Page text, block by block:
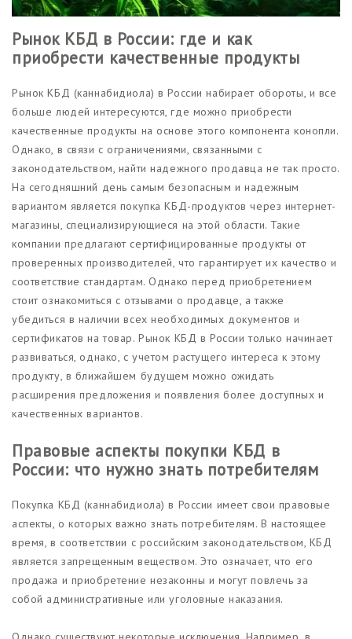
Рынок КБД в России: где и как
приобрести качественные продукты
Рынок КБД (каннабидиола) в России набирает обороты, и все
больше людей интересуются, где можно приобрести
качественные продукты на основе этого компонента конопли.
Однако, в связи с ограничениями, связанными с
законодательством, найти надежного продавца не так просто.
На сегодняшний день самым безопасным и надежным
вариантом является покупка КБД-продуктов через интернет-
магазины, специализирующиеся на этой области. Такие
компании предлагают сертифицированные продукты от
проверенных производителей, что гарантирует их качество и
соответствие стандартам. Однако перед приобретением
стоит ознакомиться с отзывами о продавце, а также
убедиться в наличии всех необходимых документов и
сертификатов на товар. Рынок КБД в России только начинает
развиваться, однако, с учетом растущего интереса к этому
продукту, в ближайшем будущем можно ожидать
расширения предложения и появления более доступных и
качественных вариантов.
Правовые аспекты покупки КБД в
России: что нужно знать потребителям
Покупка КБД (каннабидиола) в России имеет свои правовые
аспекты, о которых важно знать потребителям. В настоящее
время, в соответствии с российским законодательством, КБД
является запрещенным веществом. Это означает, что его
продажа и приобретение незаконны и могут повлечь за
собой административные или уголовные наказания.